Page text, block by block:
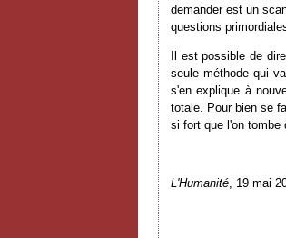
demander est un
questions
Il est possible de
seule méthode qui
s'en explique à
totale. Pour bien se
si fort que l'on tombe
L'Humanité, 19 mai